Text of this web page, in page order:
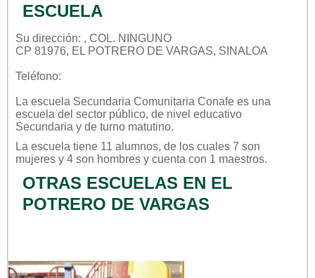
ESCUELA
Su dirección: , COL. NINGUNO
CP 81976, EL POTRERO DE VARGAS, SINALOA
Teléfono:
La escuela Secundaria Comunitaria Conafe es una
escuela del sector público, de nivel educativo
Secundaria y de turno matutino.
La escuela tiene 11 alumnos, de los cuales 7 son
mujeres y 4 son hombres y cuenta con 1 maestros.
OTRAS ESCUELAS EN EL
POTRERO DE VARGAS